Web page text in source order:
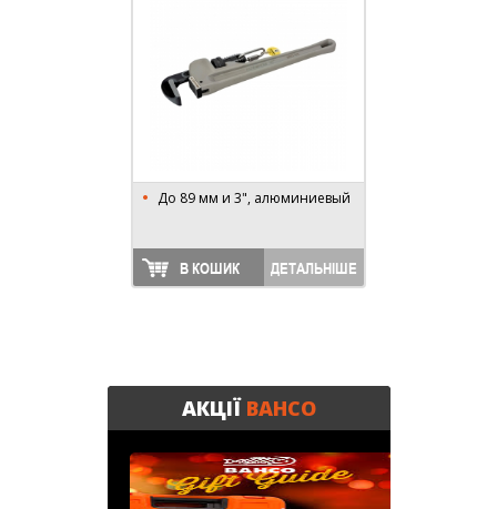
До 89 мм и 3", алюминиевый
В КОШИК ДЕТАЛЬНІШЕ
АКЦІЇBAHCO